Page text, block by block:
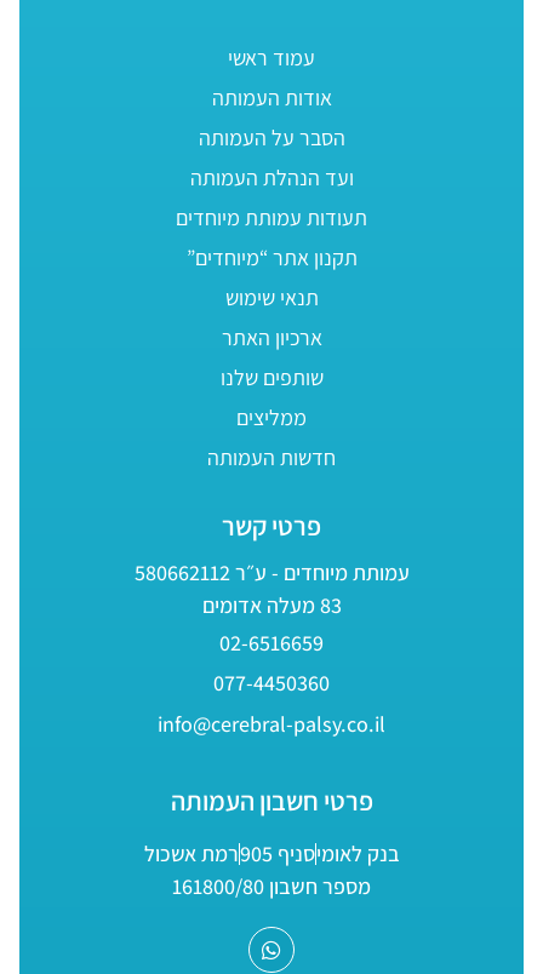
עמוד ראשי
אודות העמותה
הסבר על העמותה
ועד הנהלת העמותה
תעודות עמותת מיוחדים
תקנון אתר “מיוחדים”
תנאי שימוש
ארכיון האתר
שותפים שלנו
ממליצים
חדשות העמותה
פרטי קשר
עמותת מיוחדים - ע״ר 580662112
83 מעלה אדומים
02-6516659
077-4450360
info@cerebral-palsy.co.il
פרטי חשבון העמותה
בנק לאומיסניף 905
רמת אשכול
מספר חשבון 161800/80